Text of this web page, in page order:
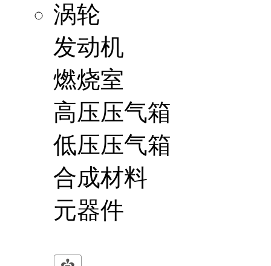
涡轮
发动机
燃烧室
高压压气箱
低压压气箱
合成材料
元器件